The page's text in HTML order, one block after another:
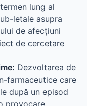
lung al
letale asupra
de afecțiuni
de cercetare
Dezvoltarea de
farmaceutice care
după un episod
provocare